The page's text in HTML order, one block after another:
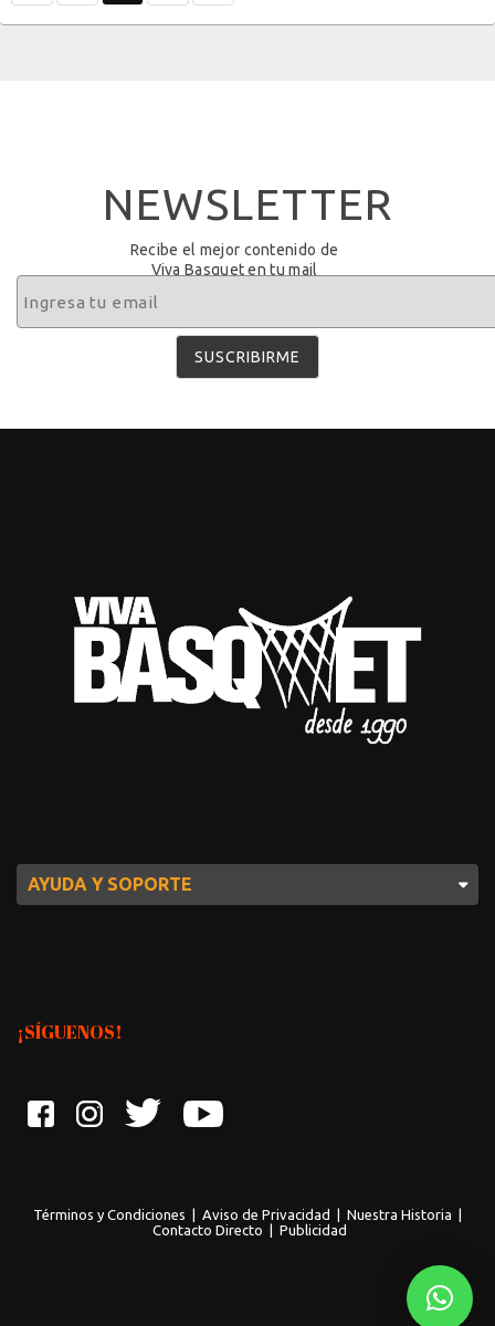
NEWSLETTER
Recibe el mejor contenido de
Viva Basquet en tu mail
AYUDA Y SOPORTE
¡SÍGUENOS!
Términos y Condiciones Aviso de Privacidad Nuestra Historia
Contacto Directo
Publicidad